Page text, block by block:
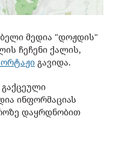
მედია "დოჟდის"
ჩეჩენი ქალის,
გავიდა.
გაქცეული
ინფორმაციას
დაყრდნობით